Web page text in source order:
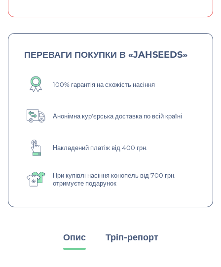
ПЕРЕВАГИ ПОКУПКИ В «JAHSEEDS»
100% гарантія на схожість насіння
Анонімна кур'єрська доставка по всій країні
Накладений платіж від 400 грн.
При купівлі насіння конопель від 700 грн.
отримуєте подарунок
Опис Тріп-репорт